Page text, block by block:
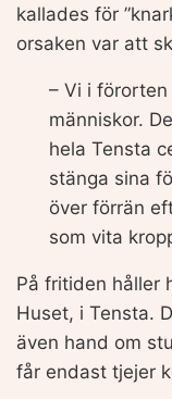
kallades för
orsaken var att
– Vi i
människor.
hela Tensta
stänga sina
över förrän
som vita
På fritiden håller
Huset, i Tensta.
även hand om
får endast tjejer